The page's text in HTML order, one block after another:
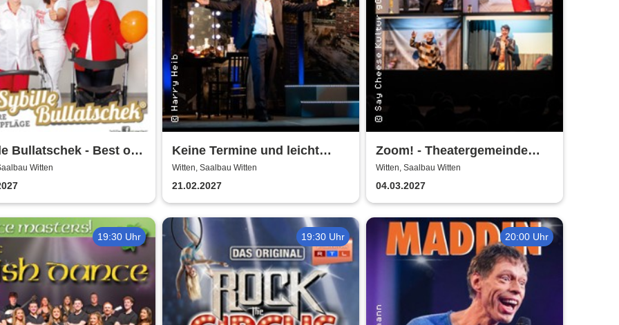
Bullatschek - Best of
Witten
Keine Termine und leicht
einen sitzen -
Theatergemeinde Volksbühne
Witten
Witten, Saalbau Witten
21.02.2027
Zoom! - Theatergemeinde
Volksbühne Witten
Witten, Saalbau Witten
04.03.2027
19:30 Uhr 19:30 Uhr 20:00 Uhr